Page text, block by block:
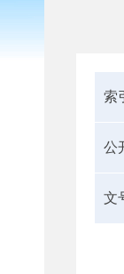
索
公
文